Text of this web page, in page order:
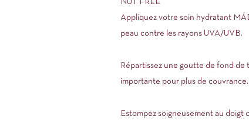
NUT FREE
Appliquez votre soin hydratant
peau contre les rayons UVA/UVB.
Répartissez une goutte de fond de
importante pour plus de couvrance.
Estompez soigneusement au doigt